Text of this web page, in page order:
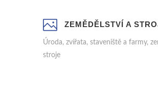
ZEMĚDĚLSTVÍ A
Úroda, zvířata, staveniště a farmy,
stroje